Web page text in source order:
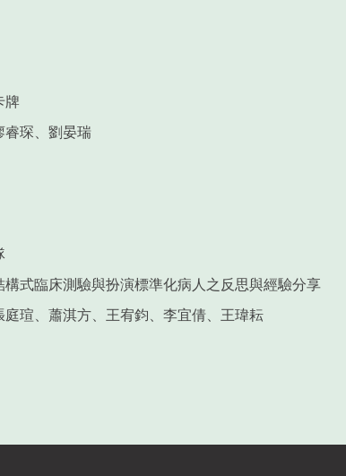
牌
睿琛、劉晏瑞
構式臨床測驗與扮演標準化病人之反思與經驗分享
庭瑄、蕭淇方、王宥鈞、李宜倩、王瑋耘